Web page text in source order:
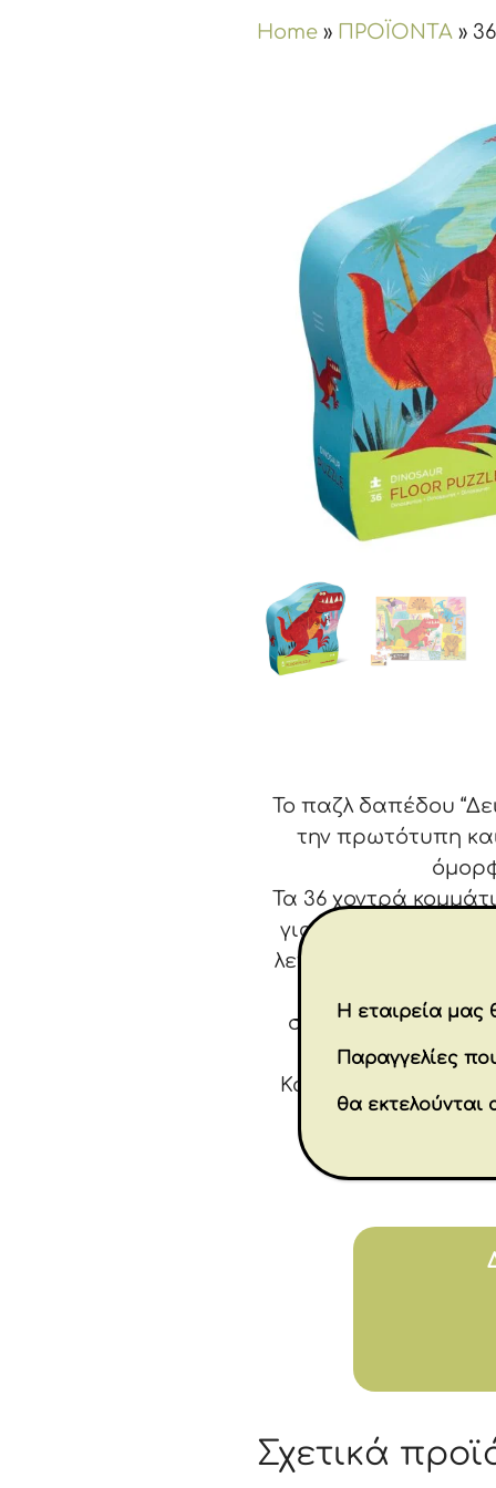
Home » ΠΡΟΪΟΝΤΑ »
Το παζλ δαπέδου
την πρωτότυπη
Τα 36 χοντρά
για παιδιά όλων
λεπτές κινητικές
κατασκευασμένα
σπάσει, και είναι
Κατάλληλο για
Σχετικά
Η εταιρεία μας
Παραγγελίες
θα εκτελούνται